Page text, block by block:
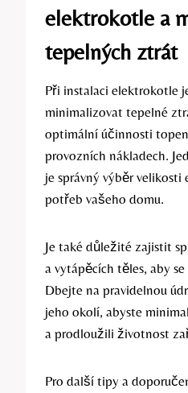
elektrokotle a
tepelných ztrát
Při instalaci⁢ elektrokotle
minimalizovat tepelné
optimální účinnosti
provozních nákladech.
⁣je správný výběr
potřeb vašeho domu.
Je‌ také důležité zajistit
a vytápěcích těles, ​aby
Dbejte na pravidelnou
jeho okolí, abyste
a prodloužili životnost
Pro další tipy a